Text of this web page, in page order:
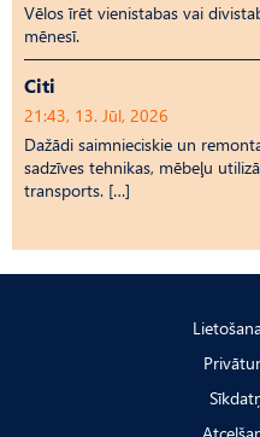
Vēlos īrēt vienistabas vai
mēnesī.
Citi
21:43, 13. Jūl, 2026
Dažādi saimnieciskie un
sadzīves tehnikas, mēbeļu
transports. […]